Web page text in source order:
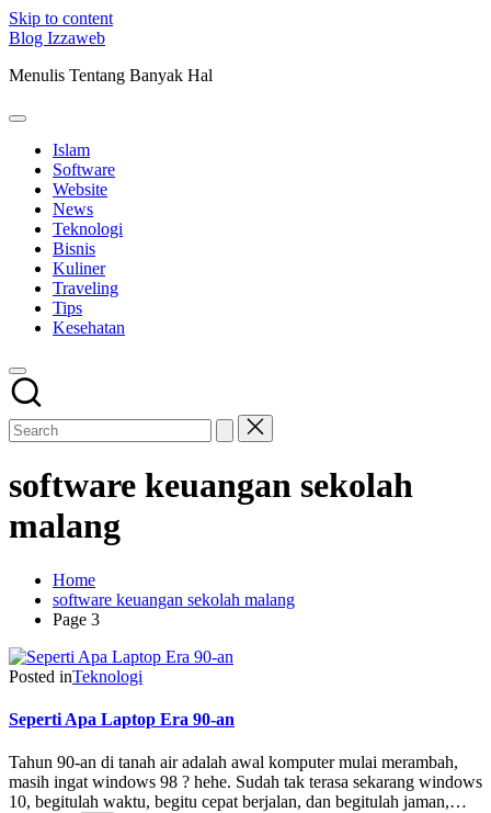
Skip to content
Blog Izzaweb
Menulis Tentang Banyak Hal
Islam
Software
Website
News
Teknologi
Bisnis
Kuliner
Traveling
Tips
Kesehatan
software keuangan sekolah
malang
Home
software keuangan sekolah malang
Page 3
Posted inTeknologi
Seperti Apa Laptop Era 90-an
Tahun 90-an di tanah air adalah awal komputer mulai merambah,
masih ingat windows 98 ? hehe. Sudah tak terasa sekarang windows
10, begitulah waktu, begitu cepat berjalan, dan begitulah jaman,…